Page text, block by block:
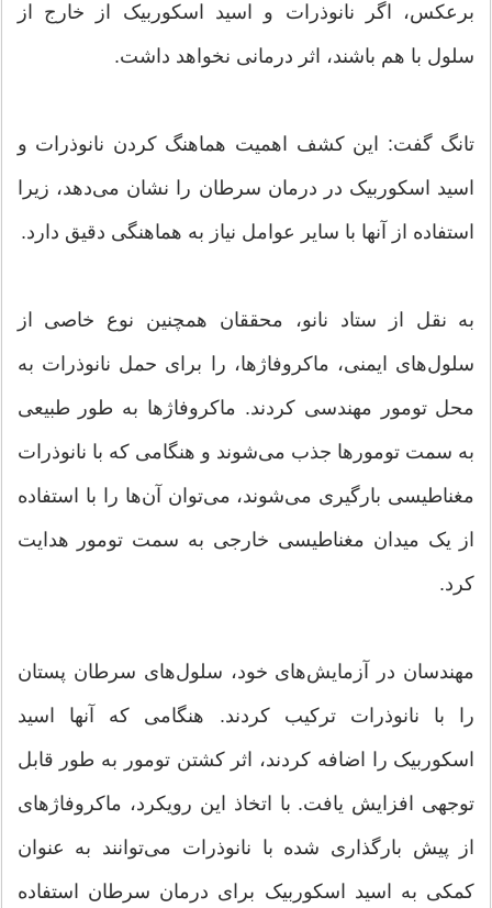
برعکس، اگر نانوذرات و اسید اسکوربیک از خارج از
سلول با هم باشند، اثر درمانی نخواهد داشت.
تانگ گفت: این کشف اهمیت هماهنگ کردن نانوذرات و
اسید اسکوربیک در درمان سرطان را نشان می‌دهد، زیرا
استفاده از آنها با سایر عوامل نیاز به هماهنگی دقیق دارد.
به نقل از ستاد نانو، محققان همچنین نوع خاصی از
سلول‌های ایمنی، ماکروفاژها، را برای حمل نانوذرات به
محل تومور مهندسی کردند. ماکروفاژها به طور طبیعی
به سمت تومورها جذب می‌شوند و هنگامی که با نانوذرات
مغناطیسی بارگیری می‌شوند، می‌توان آن‌ها را با استفاده
از یک میدان مغناطیسی خارجی به سمت تومور هدایت
کرد.
مهندسان در آزمایش‌های خود، سلول‌های سرطان پستان
را با نانوذرات ترکیب کردند. هنگامی که آنها اسید
اسکوربیک را اضافه کردند، اثر کشتن تومور به طور قابل
توجهی افزایش یافت. با اتخاذ این رویکرد، ماکروفاژهای
از پیش بارگذاری شده با نانوذرات می‌توانند به عنوان
کمکی به اسید اسکوربیک برای درمان سرطان استفاده